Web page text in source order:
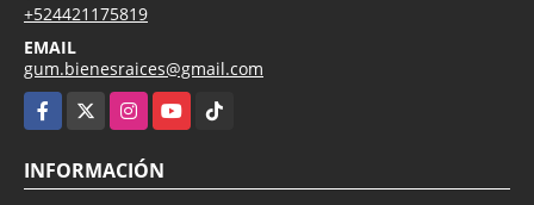
+524421175819
EMAIL
gum.bienesraices@gmail.com
Facebook
InstagramYouTubeTikTok
INFORMACIÓN